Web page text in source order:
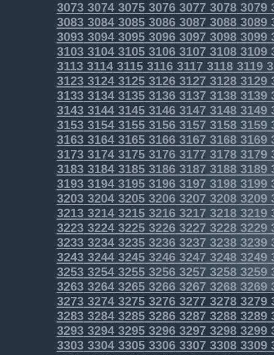
3073307430753076307730783079
3083308430853086308730883089
3093309430953096309730983099
3103310431053106310731083109
3113311431153116311731183119
3123312431253126312731283129
3133313431353136313731383139
3143314431453146314731483149
31533154315531563157 31583159
31633164316531663167 31683169
3173317431753176317731783179
31833184318531863187 31883189
31933194319531963197 31983199
32033204320532063207 32083209
32133214321532163217 32183219
32233224322532263227 32283229
32333234323532363237 32383239
32433244324532463247 32483249
32533254325532563257 32583259
32633264326532663267 32683269
3273327432753276327732783279
3283328432853286328732883289
3293329432953296329732983299
3303330433053306330733083309